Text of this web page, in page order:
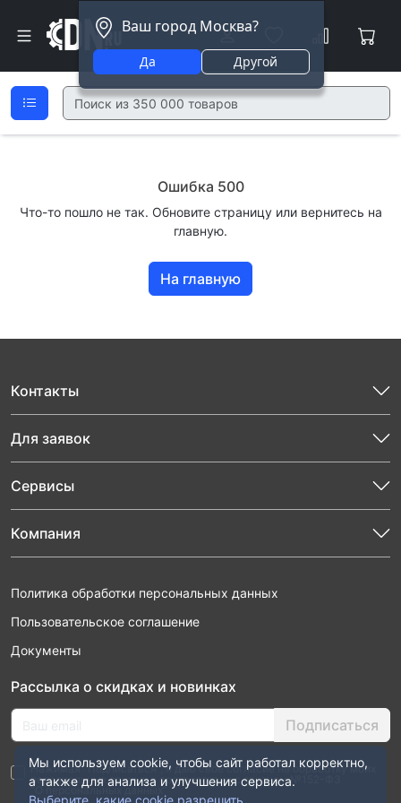
Ваш город Москва?
Да Другой
Ошибка 500
Что-то пошло не так. Обновите страницу или вернитесь на
главную.
На главную
Контакты
Для заявок
Сервисы
Компания
Политика обработки персональных данных
Пользовательское соглашение
Документы
Рассылка о скидках и новинках
Подписаться
Нажимая “Подписаться”, я даю свое согласие на обработку моих
персональных данных в соответствии с законом №152-ФЗ
“О персональных данных”
Мы используем cookie, чтобы сайт работал корректно,
а также для анализа и улучшения сервиса.
Выберите, какие cookie разрешить